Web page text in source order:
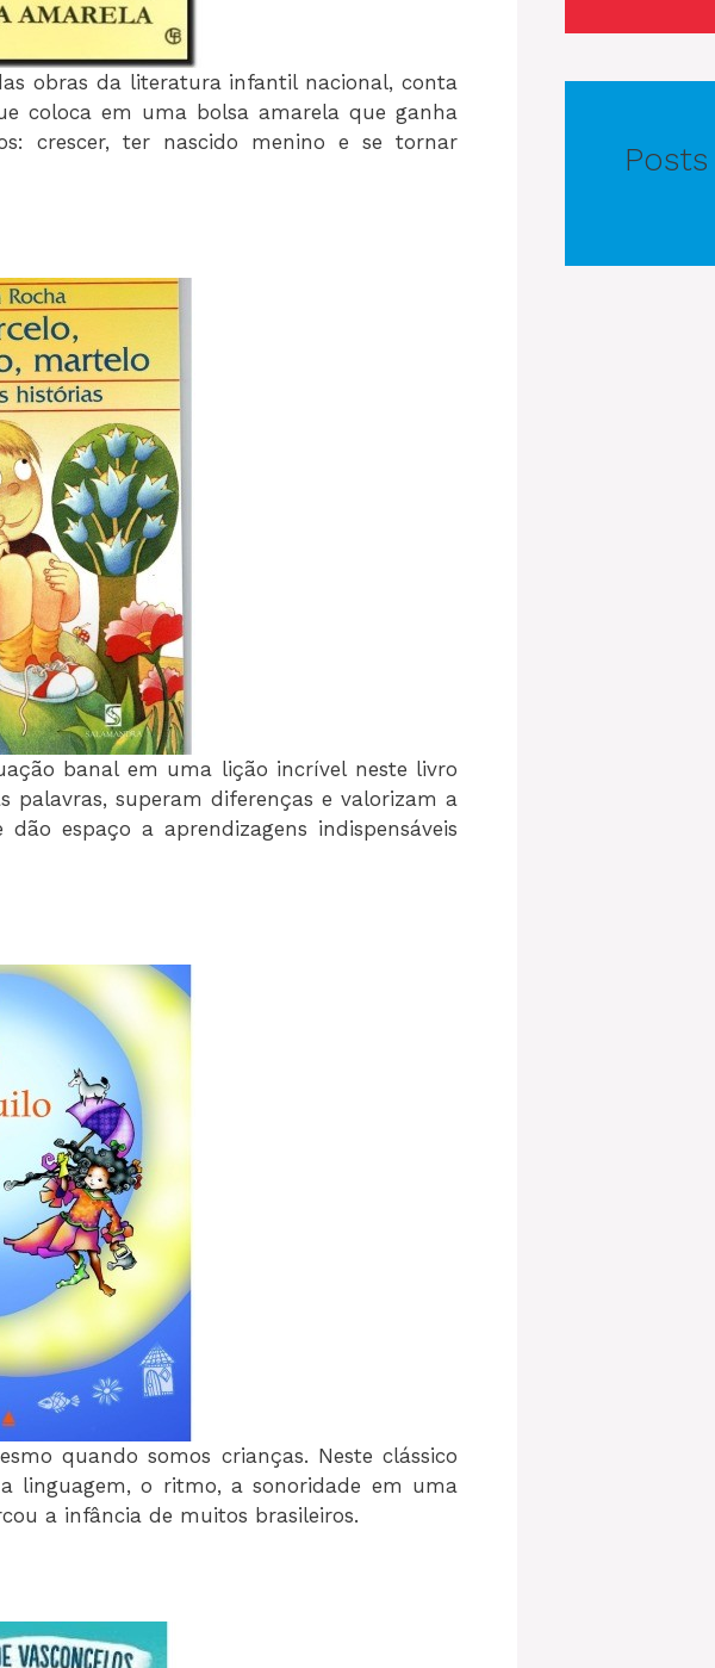
obras da literatura infantil nacional, conta
coloca em uma bolsa amarela que ganha
crescer, ter nascido menino e se tornar
banal em uma lição incrível neste livro
palavras, superam diferenças e valorizam a
espaço a aprendizagens indispensáveis
quando somos crianças. Neste clássico
linguagem, o ritmo, a sonoridade em uma
a infância de muitos brasileiros.